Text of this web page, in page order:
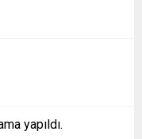
yapıldı.